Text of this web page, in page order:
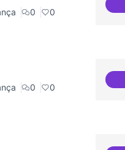
0 0
0 0